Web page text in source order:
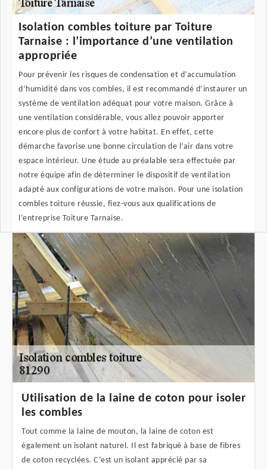
Isolation combles toiture par Toiture
Tarnaise : l’importance d’une ventilation
appropriée
Pour prévenir les risques de condensation et d’accumulation
d’humidité dans vos combles, il est recommandé d’instaurer un
système de ventilation adéquat pour votre maison. Grâce à
une ventilation considérable, vous allez pouvoir apporter
encore plus de confort à votre habitat. En effet, cette
démarche favorise une bonne circulation de l’air dans votre
espace intérieur. Une étude au préalable sera effectuée par
notre équipe afin de déterminer le dispositif de ventilation
adapté aux configurations de votre maison. Pour une isolation
combles toiture réussie, fiez-vous aux qualifications de
l’entreprise Toiture Tarnaise.
Utilisation de la laine de coton pour isoler
les combles
Tout comme la laine de mouton, la laine de coton est
également un isolant naturel. Il est fabriqué à base de fibres
de coton recyclées. C’est un isolant apprécié par sa